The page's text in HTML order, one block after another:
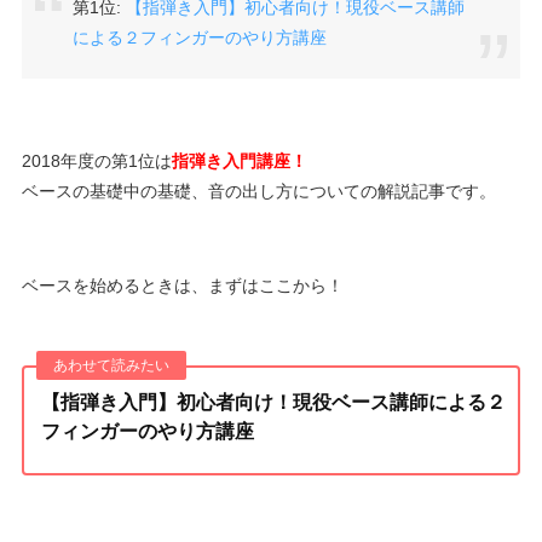
第1位:
【指弾き入門】初心者向け！現役ベース講師
による２フィンガーのやり方講座
2018年度の第1位は指弾き入門講座！
ベースの基礎中の基礎、音の出し方についての解説記事です。
ベースを始めるときは、まずはここから！
【指弾き入門】初心者向け！現役ベース講師による２
フィンガーのやり方講座